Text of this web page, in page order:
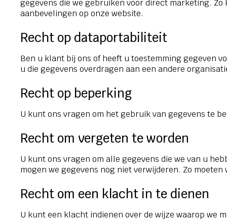
gegevens die we gebruiken voor direct marketing.
aanbevelingen op onze website.
Recht op dataportabiliteit
Ben u klant bij ons of heeft u toestemming gegeven
u die gegevens overdragen aan een andere
Recht op beperking
U kunt ons vragen om het gebruik van gegevens te
Recht om vergeten te worden
U kunt ons vragen om alle gegevens die we van u
mogen we gegevens nog niet verwijderen. Zo
Recht om een klacht in te dienen
U kunt een klacht indienen over de wijze waarop we